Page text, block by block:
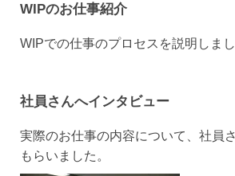
WIPのお仕事紹介
WIPでの仕事のプロセスを説明しまし
社員さんへインタビュー
実際のお仕事の内容について、社員
もらいました。